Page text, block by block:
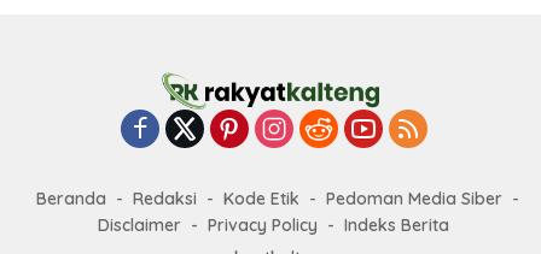
Beranda Redaksi Kode Etik
Pedoman Media Siber
Disclaimer
Privacy Policy
Indeks Berita